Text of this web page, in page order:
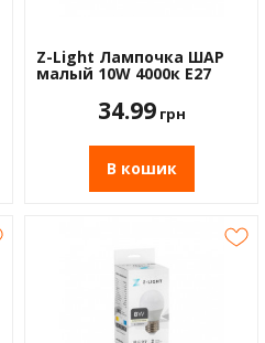
Z-Light Лампочка ШАР
малый 10W 4000к Е27
34.99грн
В кошик